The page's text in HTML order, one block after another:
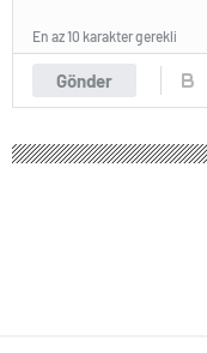
Gönder
En az 10 karakter gerekli